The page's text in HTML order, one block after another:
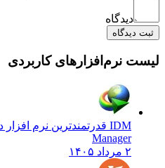
دیدگاه
ثبت دیدگاه
لیست نرم‌افزارهای کاربردی
IDM قدرتمندترین نرم افزار دانلود
Manager
۲ مرداد ۱۴۰۵